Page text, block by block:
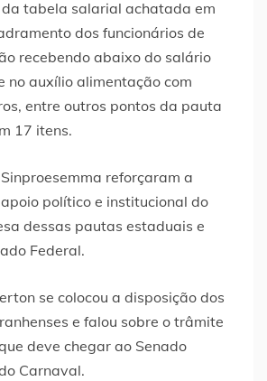
tabela salarial achatada em
dos funcionários de
recebendo abaixo do salário
no auxílio alimentação com
entre outros pontos da pauta
17 itens.
reforçaram a
político e institucional do
dessas pautas estaduais e
Federal.
se colocou a disposição dos
e falou sobre o trâmite
deve chegar ao Senado
Carnaval.